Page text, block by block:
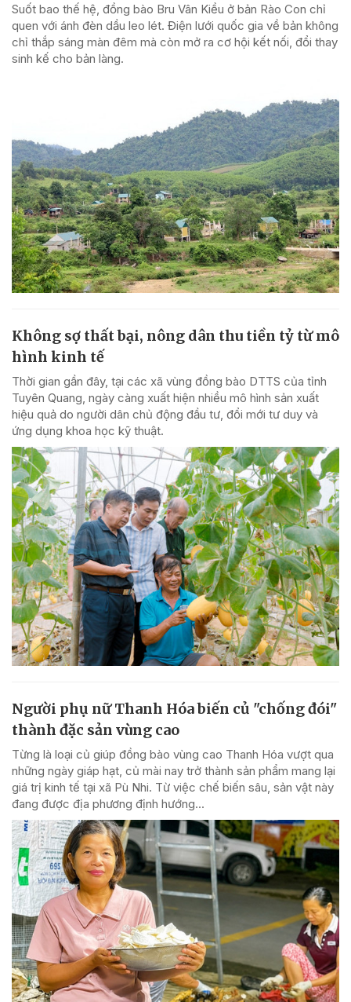
Suốt bao thế hệ, đồng bào Bru Vân Kiều ở bản Rào Con chỉ
quen với ánh đèn dầu leo lét. Điện lưới quốc gia về bản không
chỉ thắp sáng màn đêm mà còn mở ra cơ hội kết nối, đổi thay
sinh kế cho bản làng.
Không sợ thất bại, nông dân thu tiền tỷ từ mô
hình kinh tế
Thời gian gần đây, tại các xã vùng đồng bào DTTS của tỉnh
Tuyên Quang, ngày càng xuất hiện nhiều mô hình sản xuất
hiệu quả do người dân chủ động đầu tư, đổi mới tư duy và
ứng dụng khoa học kỹ thuật.
Người phụ nữ Thanh Hóa biến củ "chống đói"
thành đặc sản vùng cao
Từng là loại củ giúp đồng bào vùng cao Thanh Hóa vượt qua
những ngày giáp hạt, củ mài nay trở thành sản phẩm mang lại
giá trị kinh tế tại xã Pù Nhi. Từ việc chế biến sâu, sản vật này
đang được địa phương định hướng...